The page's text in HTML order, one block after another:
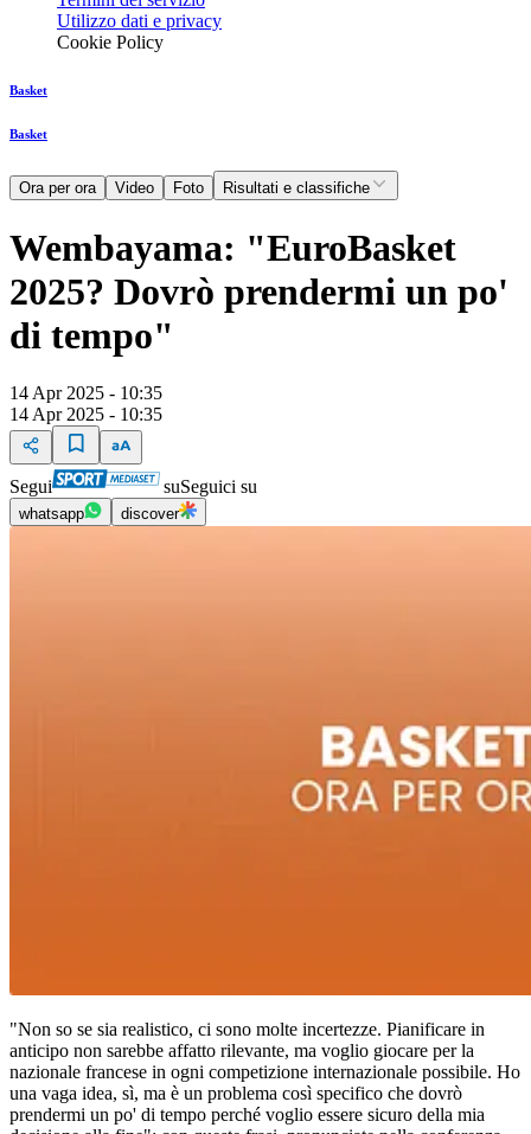
Utilizzo dati e privacy
Cookie Policy
Basket
Basket
Ora per ora Video Foto Risultati e classifiche
Wembayama: "EuroBasket
2025? Dovrò prendermi un po'
di tempo"
14 Apr 2025 - 10:35
14 Apr 2025 - 10:35
Segui suSeguici su
whatsapp discover
"Non so se sia realistico, ci sono molte incertezze. Pianificare in
anticipo non sarebbe affatto rilevante, ma voglio giocare per la
nazionale francese in ogni competizione internazionale possibile. Ho
una vaga idea, sì, ma è un problema così specifico che dovrò
prendermi un po' di tempo perché voglio essere sicuro della mia